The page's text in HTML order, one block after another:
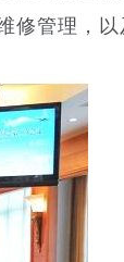
修管理，